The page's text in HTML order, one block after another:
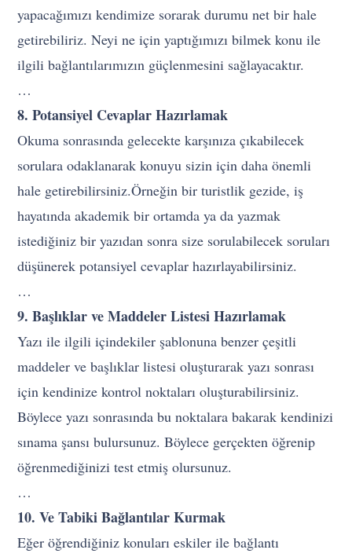
yapacağımızı kendimize sorarak durumu net bir hale
getirebiliriz. Neyi ne için yaptığımızı bilmek konu ile
ilgili bağlantılarımızın güçlenmesini sağlayacaktır.
…
8. Potansiyel Cevaplar Hazırlamak
Okuma sonrasında gelecekte karşınıza çıkabilecek
sorulara odaklanarak konuyu sizin için daha önemli
hale getirebilirsiniz.Örneğin bir turistlik gezide, iş
hayatında akademik bir ortamda ya da yazmak
istediğiniz bir yazıdan sonra size sorulabilecek soruları
düşünerek potansiyel cevaplar hazırlayabilirsiniz.
…
9. Başlıklar ve Maddeler Listesi Hazırlamak
Yazı ile ilgili içindekiler şablonuna benzer çeşitli
maddeler ve başlıklar listesi oluşturarak yazı sonrası
için kendinize kontrol noktaları oluşturabilirsiniz.
Böylece yazı sonrasında bu noktalara bakarak kendinizi
sınama şansı bulursunuz. Böylece gerçekten öğrenip
öğrenmediğinizi test etmiş olursunuz.
…
10. Ve Tabiki Bağlantılar Kurmak
Eğer öğrendiğiniz konuları eskiler ile bağlantı